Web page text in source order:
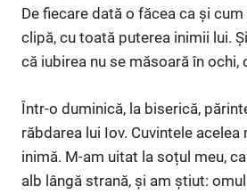
De fiecare dată o făcea ca și
clipă, cu toată puterea inimii lui.
că iubirea nu se măsoară în ochi,
Într-o duminică, la biserică,
răbdarea lui Iov. Cuvintele acelea
inimă. M-am uitat la soțul meu,
alb lângă strană, și am știut: